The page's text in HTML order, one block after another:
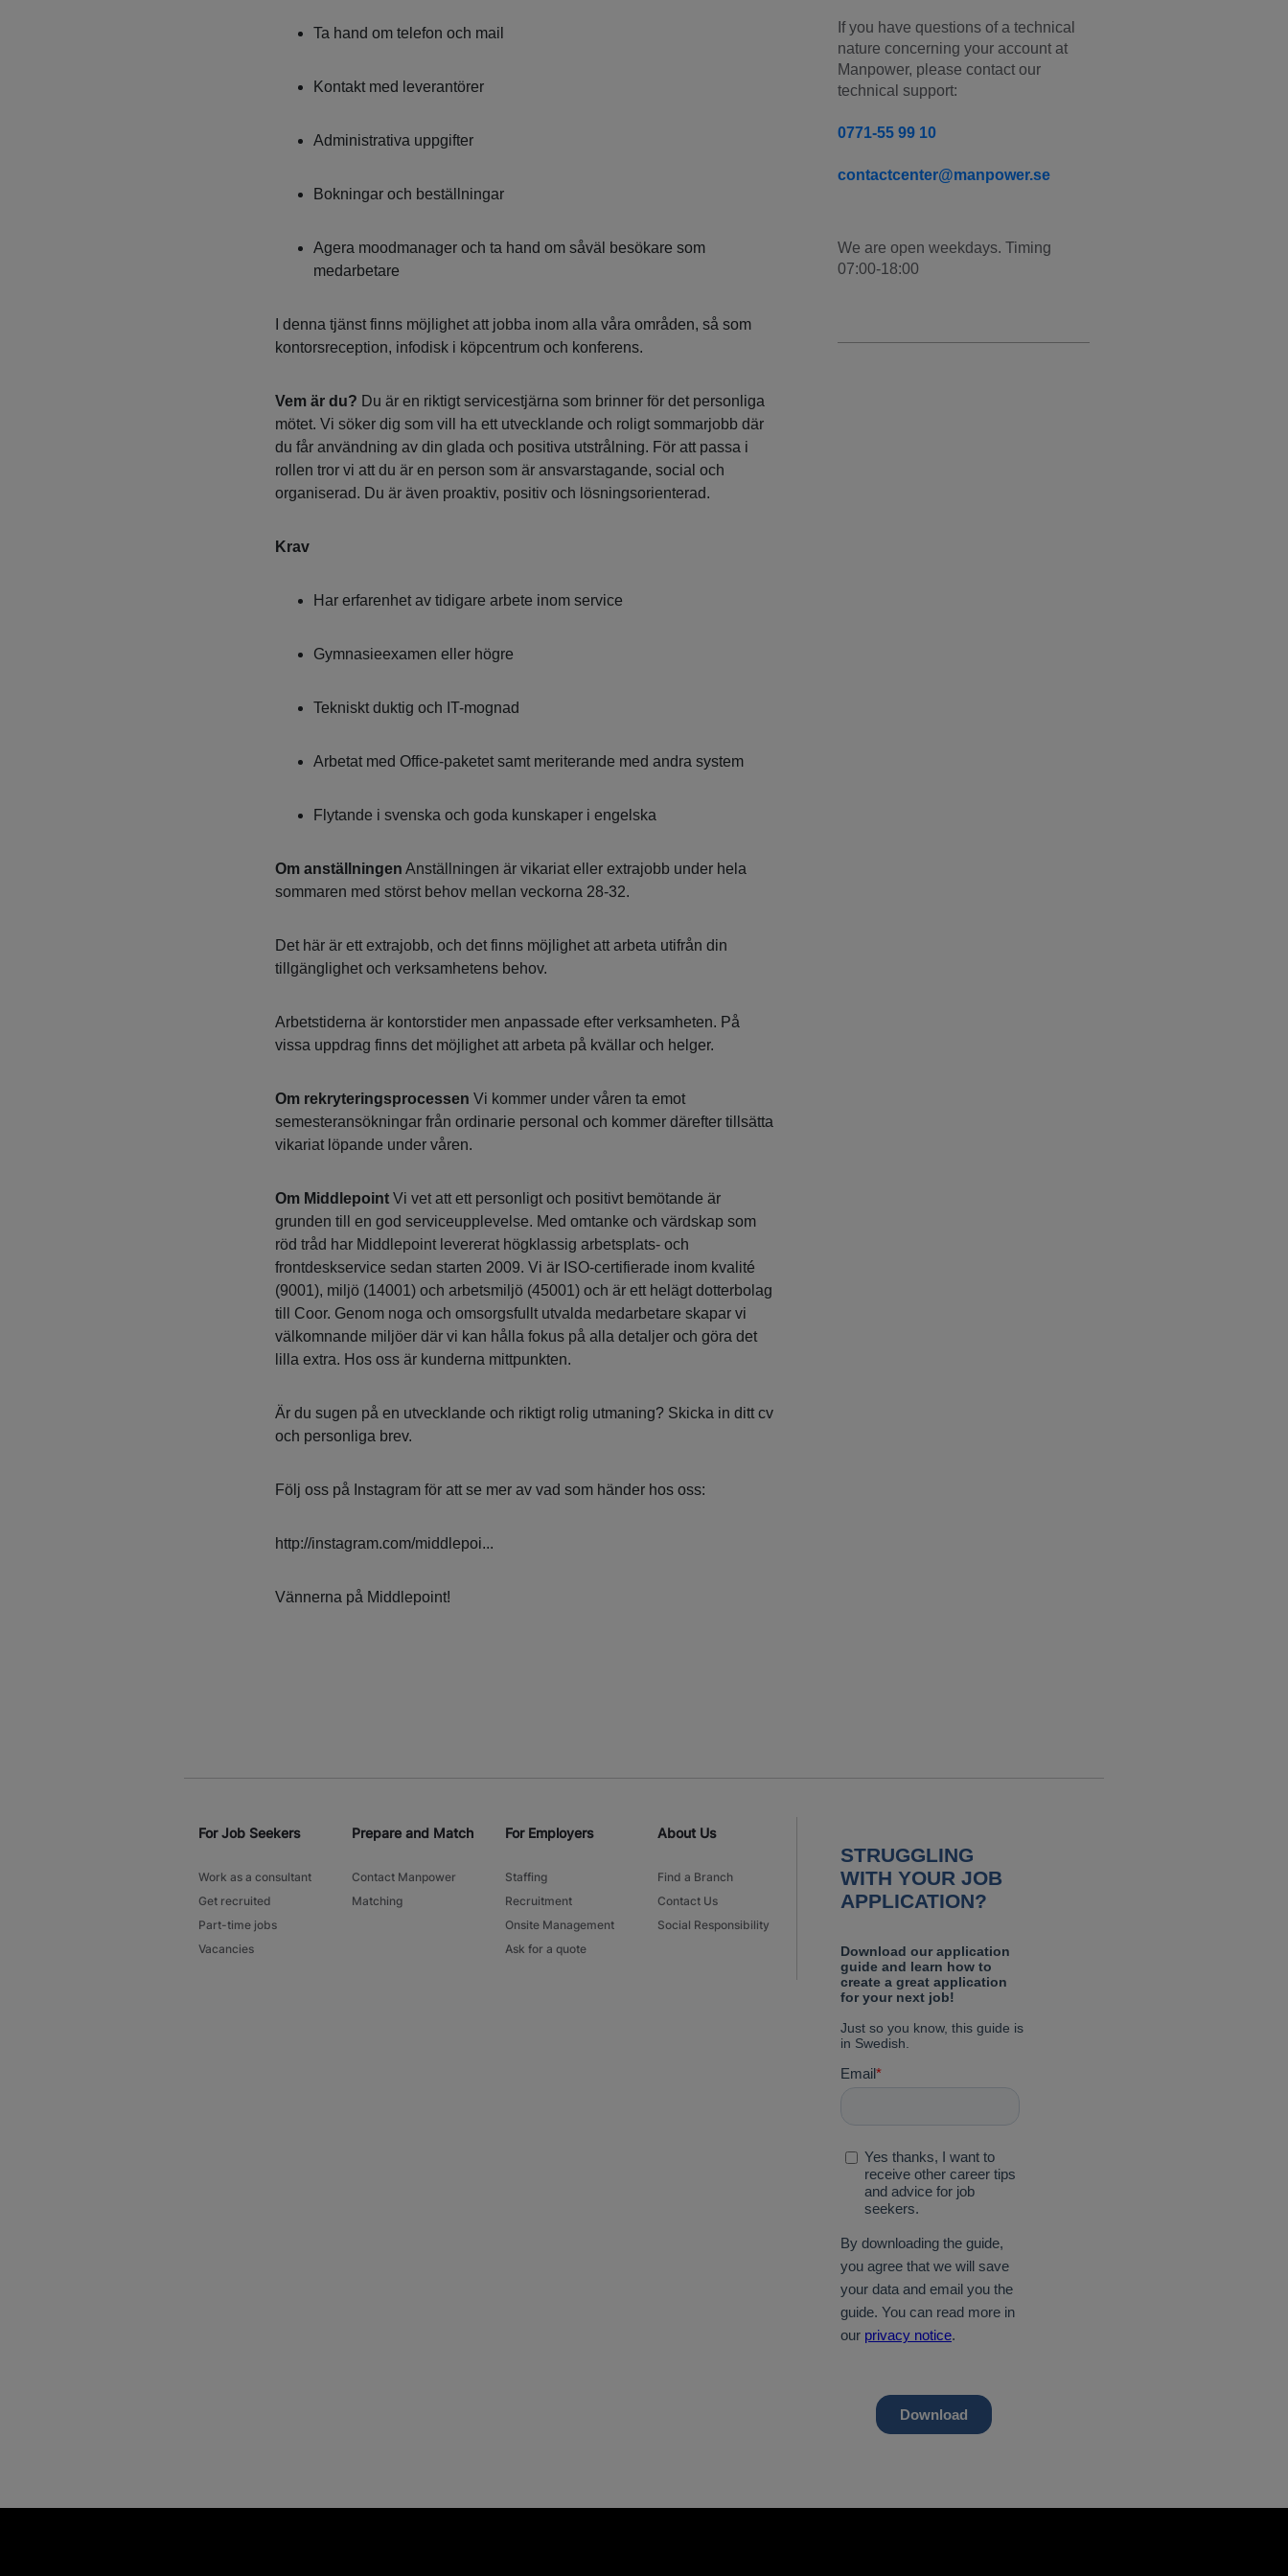
Ta hand om telefon och mail
Kontakt med leverantörer
Administrativa uppgifter
Bokningar och beställningar
Agera moodmanager och ta hand om såväl besökare som
medarbetare
I denna tjänst finns möjlighet att jobba inom alla våra områden, så som
kontorsreception, infodisk i köpcentrum och konferens.
Vem är du? Du är en riktigt servicestjärna som brinner för det personliga
mötet. Vi söker dig som vill ha ett utvecklande och roligt sommarjobb där
du får användning av din glada och positiva utstrålning. För att passa i
rollen tror vi att du är en person som är ansvarstagande, social och
organiserad. Du är även proaktiv, positiv och lösningsorienterad.
Krav
Har erfarenhet av tidigare arbete inom service
Gymnasieexamen eller högre
Tekniskt duktig och IT-mognad
Arbetat med Office-paketet samt meriterande med andra system
Flytande i svenska och goda kunskaper i engelska
Om anställningen Anställningen är vikariat eller extrajobb under hela
sommaren med störst behov mellan veckorna 28-32.
Det här är ett extrajobb, och det finns möjlighet att arbeta utifrån din
tillgänglighet och verksamhetens behov.
Arbetstiderna är kontorstider men anpassade efter verksamheten. På
vissa uppdrag finns det möjlighet att arbeta på kvällar och helger.
Om rekryteringsprocessen Vi kommer under våren ta emot
semesteransökningar från ordinarie personal och kommer därefter tillsätta
vikariat löpande under våren.
Om Middlepoint Vi vet att ett personligt och positivt bemötande är
grunden till en god serviceupplevelse. Med omtanke och värdskap som
röd tråd har Middlepoint levererat högklassig arbetsplats- och
frontdeskservice sedan starten 2009. Vi är ISO-certifierade inom kvalité
(9001), miljö (14001) och arbetsmiljö (45001) och är ett helägt dotterbolag
till Coor. Genom noga och omsorgsfullt utvalda medarbetare skapar vi
välkomnande miljöer där vi kan hålla fokus på alla detaljer och göra det
lilla extra. Hos oss är kunderna mittpunkten.
Är du sugen på en utvecklande och riktigt rolig utmaning? Skicka in ditt cv
och personliga brev.
Följ oss på Instagram för att se mer av vad som händer hos oss:
http://instagram.com/middlepoi...
Vännerna på Middlepoint!
If you have questions of a technical
nature concerning your account at
Manpower, please contact our
technical support:
0771-55 99 10
contactcenter@manpower.se
We are open weekdays. Timing
07:00-18:00
For Job Seekers
Work as a consultant
Get recruited
Part-time jobs
Vacancies
Prepare and Match
Contact Manpower
Matching
For Employers
Staffing
Recruitment
Onsite Management
Ask for a quote
About Us
Find a Branch
Contact Us
Social Responsibility